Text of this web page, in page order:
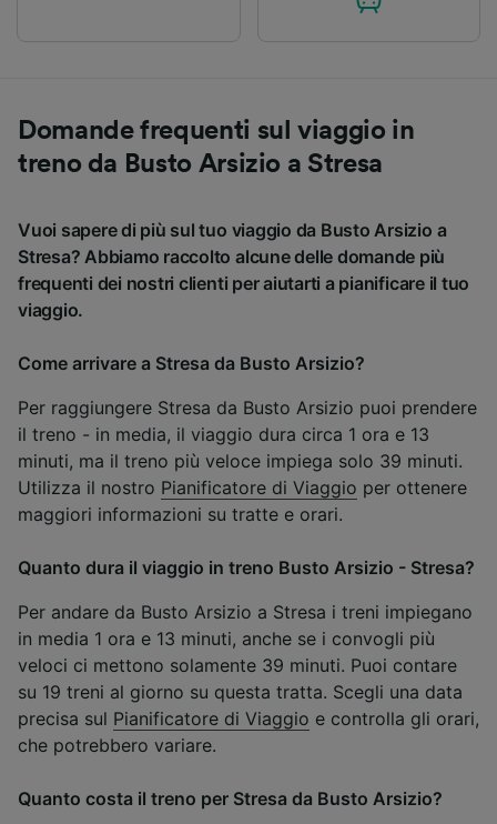
Domande frequenti sul viaggio in
treno da Busto Arsizio a Stresa
Vuoi sapere di più sul tuo viaggio da Busto Arsizio a
Stresa? Abbiamo raccolto alcune delle domande più
frequenti dei nostri clienti per aiutarti a pianificare il tuo
viaggio.
Come arrivare a Stresa da Busto Arsizio?
Per raggiungere Stresa da Busto Arsizio puoi prendere
il treno - in media, il viaggio dura circa 1 ora e 13
minuti, ma il treno più veloce impiega solo 39 minuti.
Utilizza il nostro Pianificatore di Viaggio per ottenere
maggiori informazioni su tratte e orari.
Quanto dura il viaggio in treno Busto Arsizio - Stresa?
Per andare da Busto Arsizio a Stresa i treni impiegano
in media 1 ora e 13 minuti, anche se i convogli più
veloci ci mettono solamente 39 minuti. Puoi contare
su 19 treni al giorno su questa tratta. Scegli una data
precisa sul Pianificatore di Viaggio e controlla gli orari,
che potrebbero variare.
Quanto costa il treno per Stresa da Busto Arsizio?